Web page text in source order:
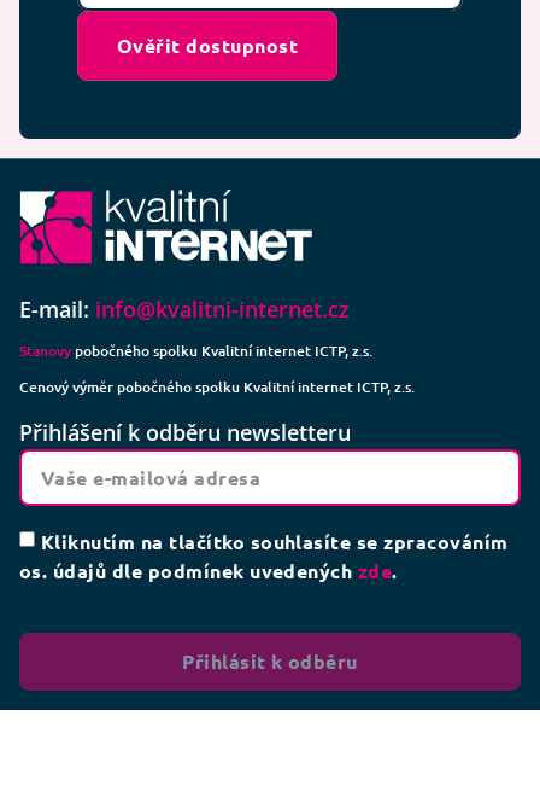
Ověřit dostupnost
E-mail: info@kvalitni-internet.cz
Stanovy pobočného spolku Kvalitní internet ICTP, z.s.
Cenový výměr pobočného spolku Kvalitní internet ICTP, z.s.
Přihlášení k odběru newsletteru
Kliknutím na tlačítko souhlasíte se zpracováním
os. údajů dle podmínek uvedených zde.
Přihlásit k odběru